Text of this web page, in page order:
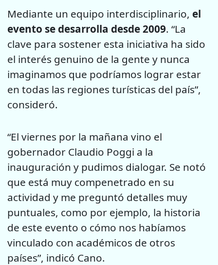
Mediante un equipo interdisciplinario, el
evento se desarrolla desde 2009. “La
clave para sostener esta iniciativa ha sido
el interés genuino de la gente y nunca
imaginamos que podríamos lograr estar
en todas las regiones turísticas del país”,
consideró.
“El viernes por la mañana vino el
gobernador Claudio Poggi a la
inauguración y pudimos dialogar. Se notó
que está muy compenetrado en su
actividad y me preguntó detalles muy
puntuales, como por ejemplo, la historia
de este evento o cómo nos habíamos
vinculado con académicos de otros
países”, indicó Cano.